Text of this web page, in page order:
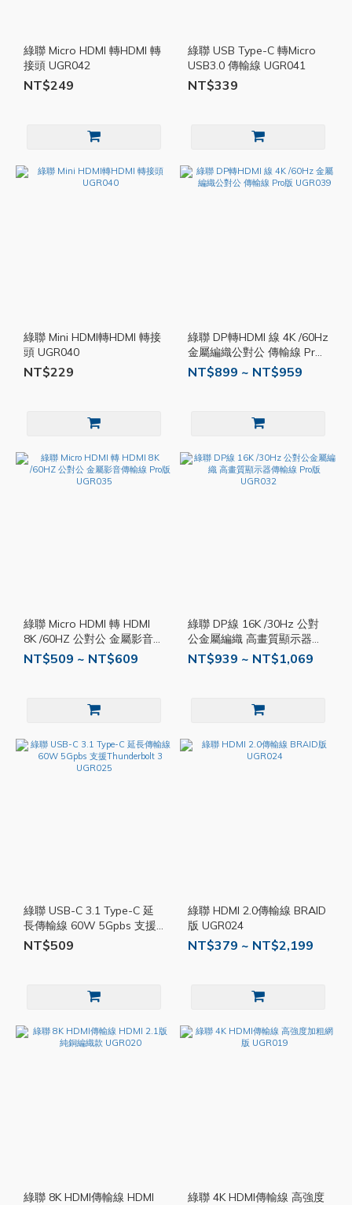
綠聯 Micro HDMI 轉HDMI 轉
接頭 UGR042
NT$249
綠聯 USB Type-C 轉Micro
USB3.0 傳輸線 UGR041
NT$339
綠聯 Mini HDMI轉HDMI 轉接
頭 UGR040
NT$229
綠聯 DP轉HDMI 線 4K /60Hz
金屬編織公對公 傳輸線 Pro
版 UGR039
NT$899 ~ NT$959
綠聯 Micro HDMI 轉 HDMI
8K /60HZ 公對公 金屬影音傳
輸線 Pro版 UGR035
NT$509 ~ NT$609
綠聯 DP線 16K /30Hz 公對
公金屬編織 高畫質顯示器傳
輸線 Pro版 UGR032
NT$939 ~ NT$1,069
綠聯 USB-C 3.1 Type-C 延
長傳輸線 60W 5Gpbs 支援
Thunderbolt 3 UGR025
NT$509
綠聯 HDMI 2.0傳輸線 BRAID
版 UGR024
NT$379 ~ NT$2,199
綠聯 8K HDMI傳輸線 HDMI 綠聯 4K HDMI傳輸線 高強度